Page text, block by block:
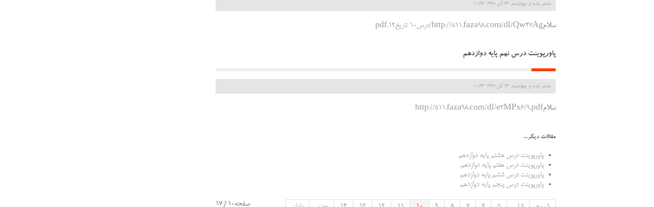
منتشر شده در چهارشنبه, 23 آبان 1397 10:37
سلامhttp://s11.faza98.com/dl/Qw47Ag/درس10 تاریخ12.pdf
پاورپوینت درس نهم پایه دوازدهم
منتشر شده در چهارشنبه, 23 آبان 1397 10:34
سلامhttp://s11.faza98.com/dl/e3MPx6/9.pdf
مقالات دیگر...
پاورپوینت درس هشتم پایه دوازدهم
پاورپوینت درس هفتم پایه دوازدهم
پاورپوینت درس ششم پایه دوازدهم
پاورپوینت درس پنجم پایه دوازدهم
صفحه10 از17